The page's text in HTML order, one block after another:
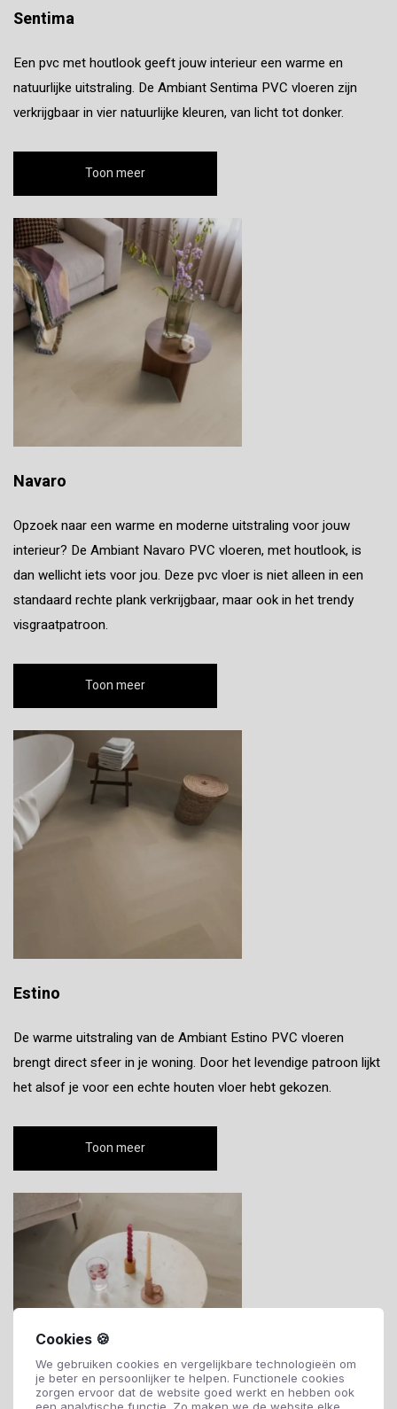
Cookies 🍪
We gebruiken cookies en vergelijkbare technologieën om
je beter en persoonlijker te helpen. Functionele cookies
zorgen ervoor dat de website goed werkt en hebben ook
een analytische functie. Zo maken we de website elke
Sentima
Een pvc met houtlook geeft jouw interieur een warme en
natuurlijke uitstraling. De Ambiant Sentima PVC vloeren zijn
verkrijgbaar in vier natuurlijke kleuren, van licht tot donker.
Toon meer
Navaro
Opzoek naar een warme en moderne uitstraling voor jouw
interieur? De Ambiant Navaro PVC vloeren, met houtlook, is
dan wellicht iets voor jou. Deze pvc vloer is niet alleen in een
standaard rechte plank verkrijgbaar, maar ook in het trendy
visgraatpatroon.
Toon meer
Estino
De warme uitstraling van de Ambiant Estino PVC vloeren
brengt direct sfeer in je woning. Door het levendige patroon lijkt
het alsof je voor een echte houten vloer hebt gekozen.
Toon meer